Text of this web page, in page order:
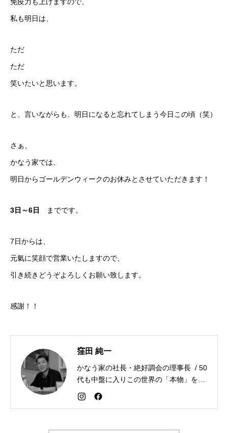
私も明日は、
ただ
ただ
笑いたいと思います。
と、言いながらも、明日になると忘れてしまう今日この頃（笑）
さぁ、
かなう家では、
明日からゴールデンウィークのお休みとさせていただきます！
3日～6日 までです。
7日からは、
元氣に笑顔で営業いたしますので、
引き続きどうぞよろしくお願い致します。
感謝！！
窪田 純一
かなう家の社長・絶好調会の理事長 / 50
代も中盤に入りこの世界の「本物」を追
求しながら「感謝が人生を変える」こと
を広める生き方を目指している。好きな